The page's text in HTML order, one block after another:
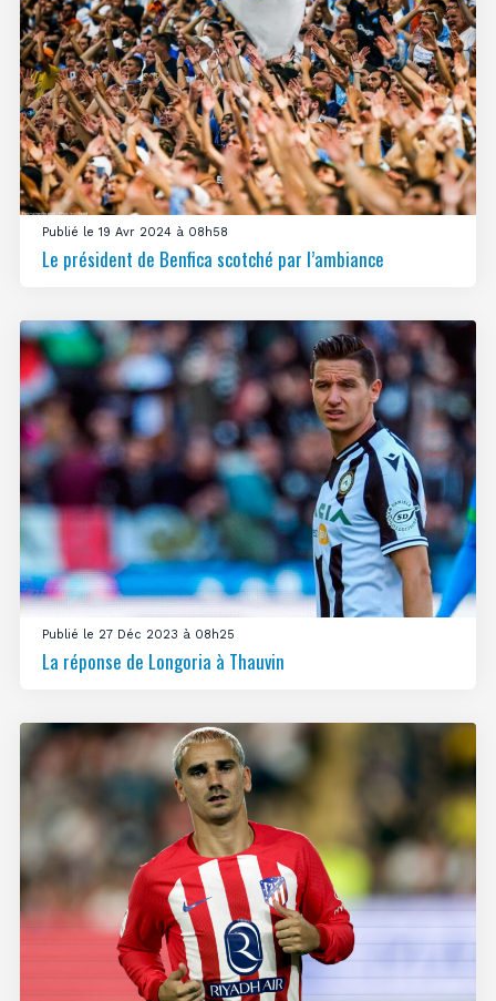
Publié le 19 Avr 2024 à 08h58
Le président de Benfica scotché par l’ambiance
Publié le 27 Déc 2023 à 08h25
La réponse de Longoria à Thauvin